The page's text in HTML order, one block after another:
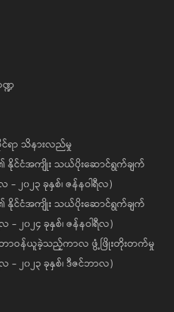
ဍ
ာ သိနားလည်မှု
နိုင်ငံအကျိုး သယ်ပိုးဆောင်ရွက်ချက်
- ၂၀၂၃ ခုနှစ်၊ ဇန်နဝါရီလ)
နိုင်ငံအကျိုး သယ်ပိုးဆောင်ရွက်ချက်
- ၂၀၂၄ ခုနှစ်၊ ဇန်နဝါရီလ)
တာဝန်ယူခဲ့သည့်ကာလ ဖွံ့ဖြိုးတိုးတက်မှု
- ၂၀၂၃ ခုနှစ်၊ ဒီဇင်ဘာလ)